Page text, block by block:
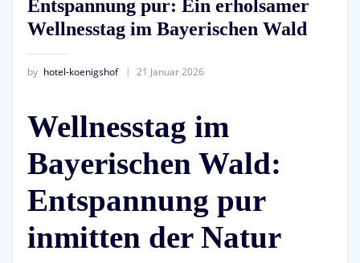
Entspannung pur: Ein erholsamer
Wellnesstag im Bayerischen Wald
by hotel-koenigshof 21 Januar 2026
Wellnesstag im
Bayerischen Wald:
Entspannung pur
inmitten der Natur